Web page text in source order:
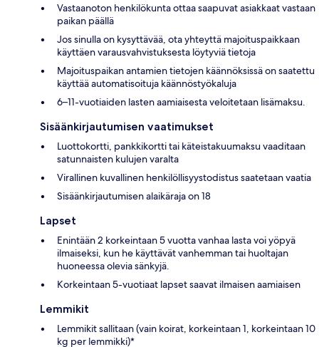
Vastaanoton henkilökunta ottaa saapuvat asiakkaat vastaan
paikan päällä
Jos sinulla on kysyttävää, ota yhteyttä majoituspaikkaan
käyttäen varausvahvistuksesta löytyviä tietoja
Majoituspaikan antamien tietojen käännöksissä on saatettu
käyttää automatisoituja käännöstyökaluja
6–11-vuotiaiden lasten aamiaisesta veloitetaan lisämaksu.
Sisäänkirjautumisen vaatimukset
Luottokortti, pankkikortti tai käteistakuumaksu vaaditaan
satunnaisten kulujen varalta
Virallinen kuvallinen henkilöllisyystodistus saatetaan vaatia
Sisäänkirjautumisen alaikäraja on 18
Lapset
Enintään 2 korkeintaan 5 vuotta vanhaa lasta voi yöpyä
ilmaiseksi, kun he käyttävät vanhemman tai huoltajan
huoneessa olevia sänkyjä.
Korkeintaan 5-vuotiaat lapset saavat ilmaisen aamiaisen
Lemmikit
Lemmikit sallitaan (vain koirat, korkeintaan 1, korkeintaan 10
kg per lemmikki)*